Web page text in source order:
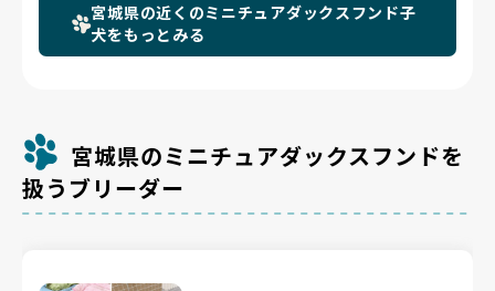
宮城県の近くのミニチュアダックスフンド子
犬をもっとみる
宮城県のミニチュアダックスフンドを
扱うブリーダー